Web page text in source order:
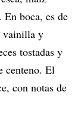
boca, es de
vainilla y
tostadas y
centeno. El
con notas de